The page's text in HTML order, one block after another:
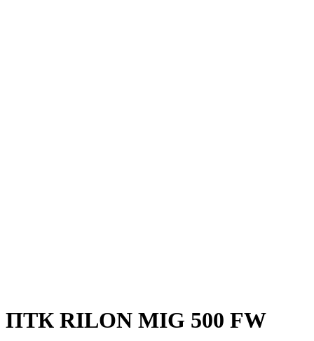
ПТК RILON MIG 500 FW